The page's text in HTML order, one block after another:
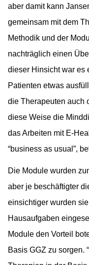
aber damit kann
gemeinsam mit dem
Methodik und der
nachträglich einen
dieser Hinsicht war es
Patienten etwas
die Therapeuten auch
diese Weise die
das Arbeiten mit E-
“business as usual”,
Die Module wurden
aber je beschäftigter
einsichtiger wurden
Hausaufgaben
Module den Vorteil
Basis GGZ zu sorgen.